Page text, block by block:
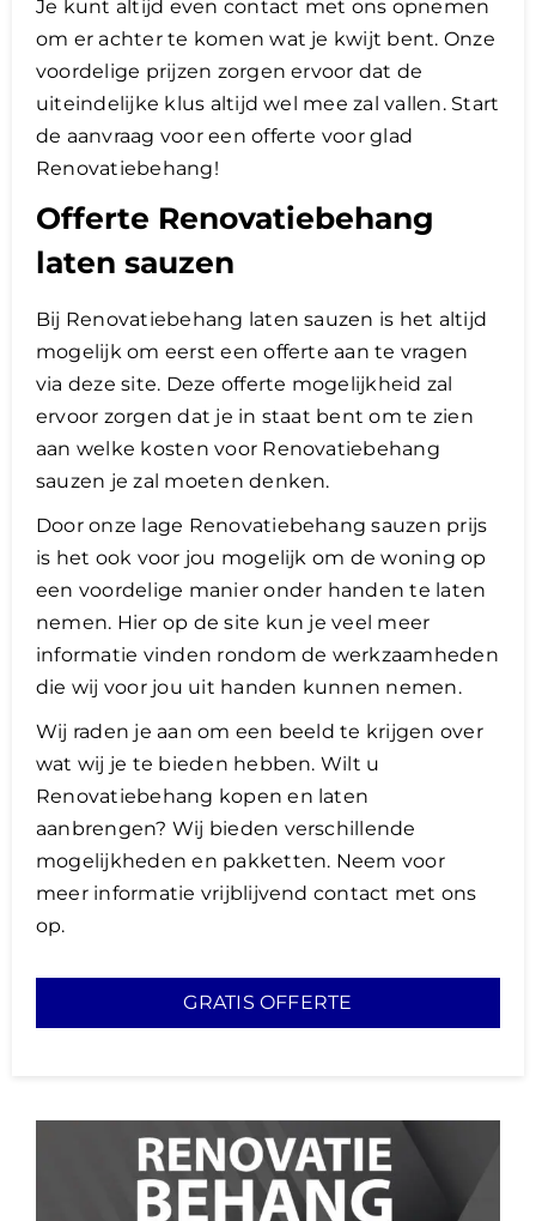
Je kunt altijd even contact met ons opnemen
om er achter te komen wat je kwijt bent. Onze
voordelige prijzen zorgen ervoor dat de
uiteindelijke klus altijd wel mee zal vallen. Start
de aanvraag voor een offerte voor glad
Renovatiebehang!
Offerte Renovatiebehang
laten sauzen
Bij Renovatiebehang laten sauzen is het altijd
mogelijk om eerst een offerte aan te vragen
via deze site. Deze offerte mogelijkheid zal
ervoor zorgen dat je in staat bent om te zien
aan welke kosten voor Renovatiebehang
sauzen je zal moeten denken.
​Door onze lage Renovatiebehang sauzen prijs
is het ook voor jou mogelijk om de woning op
een voordelige manier onder handen te laten
nemen. Hier op de site kun je veel meer
informatie vinden rondom de werkzaamheden
die wij voor jou uit handen kunnen nemen.
Wij raden je aan om een beeld te krijgen over
wat wij je te bieden hebben. Wilt u
Renovatiebehang kopen en laten
aanbrengen? Wij bieden verschillende
mogelijkheden en pakketten. Neem voor
meer informatie vrijblijvend contact met ons
op.
GRATIS OFFERTE